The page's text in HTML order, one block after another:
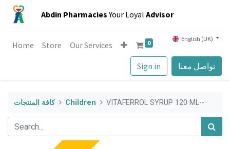
Abdin PharmaciesYour Loyal Advisor
Sign in تواصل معنا
Home Store Our Services 0 English (UK)
كافة المنتجات Children VITAFERROL SYRUP 120 ML--